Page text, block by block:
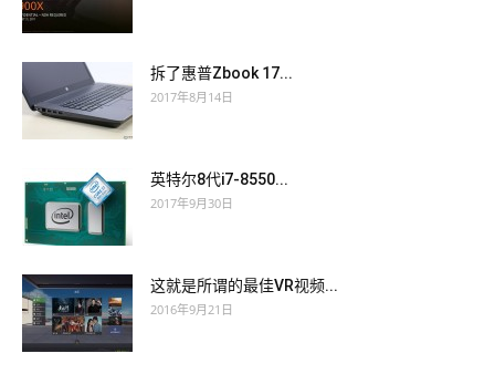
拆了惠普Zbook 17...
2017年8月14日
英特尔8代i7-8550...
2017年9月30日
这就是所谓的最佳VR视频...
2016年9月21日